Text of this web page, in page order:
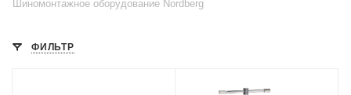
Шиномонтажное оборудование Nordberg
ФИЛЬТР